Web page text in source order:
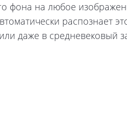
фона на любое
распознает
даже в средневековый